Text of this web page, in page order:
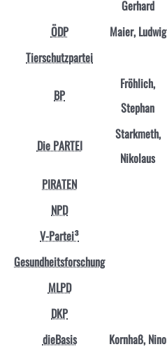
Gerhard
ÖDP Maier, Ludwig
Tierschutzpartei
BP
Fröhlich,
Stephan
Die PARTEI
Starkmeth,
Nikolaus
PIRATEN
NPD
V-Partei³
Gesundheitsforschung
MLPD
DKP
dieBasis Kornhaß, Nino